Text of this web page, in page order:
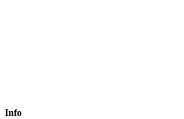
Info